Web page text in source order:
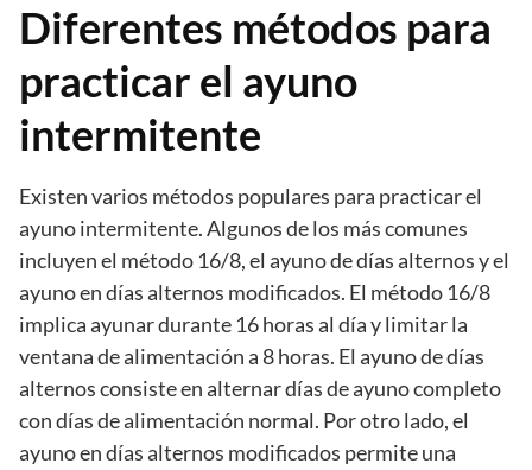
Diferentes métodos para
practicar el ayuno
intermitente
Existen varios métodos populares para practicar el
ayuno intermitente. Algunos de los más comunes
incluyen el método 16/8, el ayuno de días alternos y el
ayuno en días alternos modificados. El método 16/8
implica ayunar durante 16 horas al día y limitar la
ventana de alimentación a 8 horas. El ayuno de días
alternos consiste en alternar días de ayuno completo
con días de alimentación normal. Por otro lado, el
ayuno en días alternos modificados permite una